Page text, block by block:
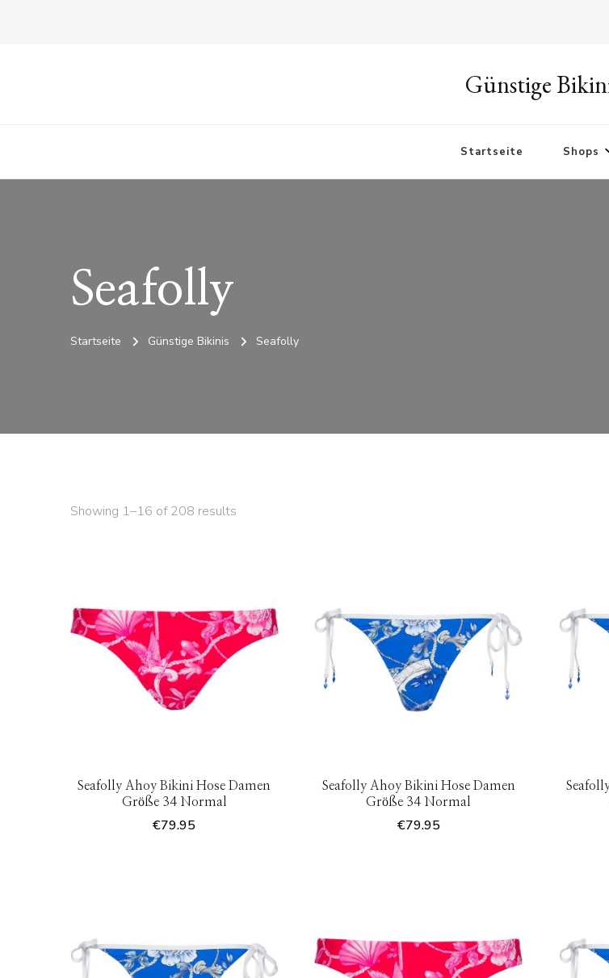
Günstige
Startseite Shops
Seafolly
Startseite Günstige Bikinis Seafolly
Showing 1–16 of 208 results
Seafolly Ahoy Bikini Hose Damen
Größe 34 Normal
€79.95
Seafolly Ahoy Bikini Hose Damen
Größe 34 Normal
€79.95